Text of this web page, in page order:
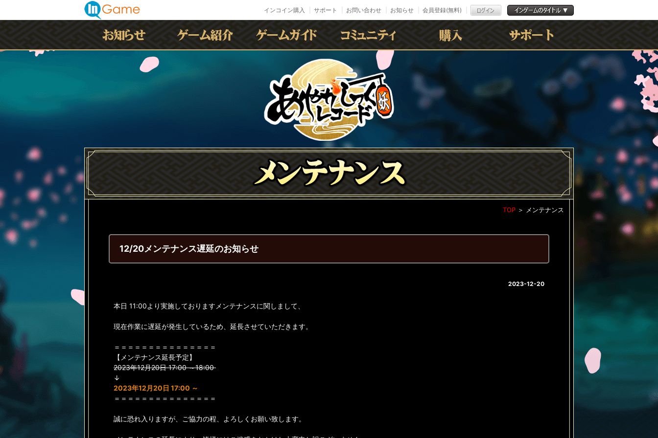
インコイン購入 サポート お問い合わせ お知らせ 会員登録(無料)
イベント 利用規約
ﾌﾟﾗｲﾊﾞｼｰﾎﾟﾘｼｰ
TOP ＞ メンテナンス
12/20メンテナンス遅延のお知らせ
2023-12-20
本日 11:00より実施しておりますメンテナンスに関しまして、
現在作業に遅延が発生しているため、延長させていただきます。
＝＝＝＝＝＝＝＝＝＝＝＝＝＝＝
【メンテナンス延長予定】
2023年12月20日 17:00 ～18:00
↓
2023年12月20日 17:00 ～
＝＝＝＝＝＝＝＝＝＝＝＝＝＝＝
誠に恐れ入りますが、ご協力の程、よろしくお願い致します。